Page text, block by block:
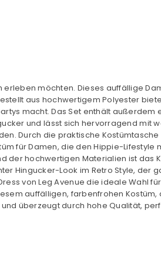
erleben möchten. Dieses auffällige
aus hochwertigem Polyester
macht. Das Set enthält außerdem
und lässt sich hervorragend mit
Durch die praktische Kostümtasche
für Damen, die den Hippie-Lifestyle
der hochwertigen Materialien ist das
Hingucker-Look im Retro Style, der
von Leg Avenue die ideale Wahl
auffälligen, farbenfrohen Kostüm,
überzeugt durch hohe Qualität,